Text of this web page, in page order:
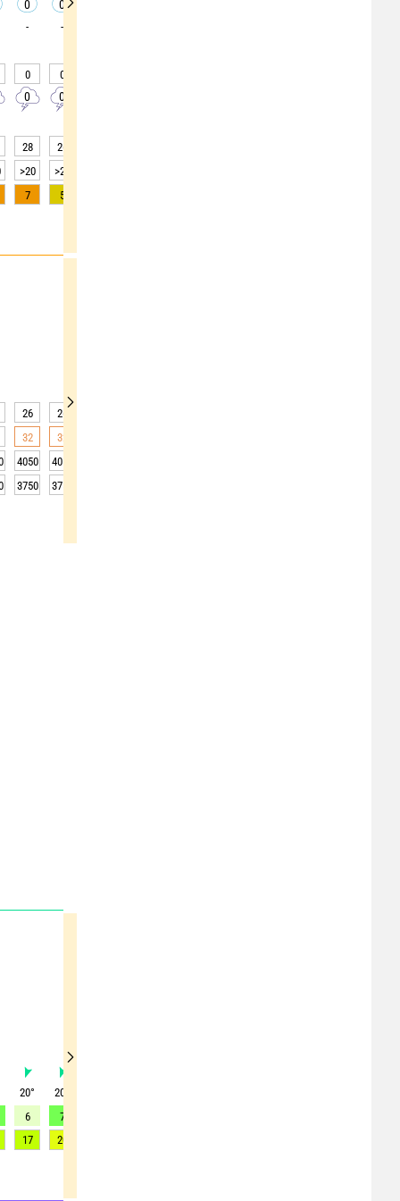
0 0
- -
0 0
0 0
28 26
>20 >20
7 5
26 26
32 32
4050 4050
3750 3750
20° 20
6 7
17 20